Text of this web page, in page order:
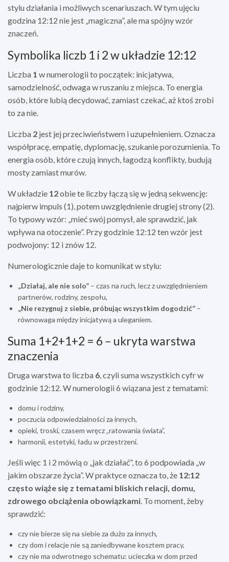
stylu działania i możliwych scenariuszach. W tym ujęciu
godzina 12:12 nie jest „magiczna”, ale ma spójny wzór
znaczeń.
Symbolika liczb 1 i 2 w układzie 12:12
Liczba 1 w numerologii to początek: inicjatywa,
samodzielność, odwaga w ruszaniu z miejsca. To energia
osób, które lubią decydować, zamiast czekać, aż ktoś zrobi
to za nie.
Liczba 2 jest jej przeciwieństwem i uzupełnieniem. Oznacza
współpracę, empatię, dyplomację, szukanie porozumienia. To
energia osób, które czują innych, łagodzą konflikty, budują
mosty zamiast murów.
W układzie 12obie te liczby łączą się w jedną sekwencję:
najpierw impuls (1), potem uwzględnienie drugiej strony (2).
To typowy wzór: „mieć swój pomysł, ale sprawdzić, jak
wpływa na otoczenie”. Przy godzinie 12:12 ten wzór jest
podwojony: 12 i znów 12.
Numerologicznie daje to komunikat w stylu:
„Działaj, ale nie solo” – czas na ruch, lecz z uwzględnieniem
partnerów, rodziny, zespołu,
„Nie rezygnuj z siebie, próbując wszystkim dogodzić” –
równowaga między inicjatywą a uleganiem.
Suma 1+2+1+2 = 6 – ukryta warstwa
znaczenia
Druga warstwa to liczba 6, czyli suma wszystkich cyfr w
godzinie 12:12. W numerologii 6 wiązana jest z tematami:
domu i rodziny,
poczucia odpowiedzialności za innych,
opieki, troski, czasem wręcz „ratowania świata”,
harmonii, estetyki, ładu w przestrzeni.
Jeśli więc 1 i 2 mówią o „jak działać”, to 6 podpowiada „w
jakim obszarze życia”. W praktyce oznacza to, że 12:12
często wiąże się z tematami bliskich relacji, domu,
zdrowego obciążenia obowiązkami. To moment, żeby
sprawdzić:
czy nie bierze się na siebie za dużo za innych,
czy dom i relacje nie są zaniedbywane kosztem pracy,
czy nie ma odwrotnego schematu: ucieczka w dom przed